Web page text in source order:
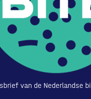
van de Nederlandse